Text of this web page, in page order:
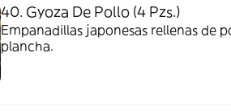
40. Gyoza De Pollo (4 Pzs.)
Empanadillas japonesas rellenas de
plancha.